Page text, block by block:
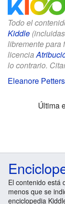
Todo el
Kiddle
libremente para
licencia
lo contrario.
Eleanore
Última
El contenido está
menos que se
enciclopedia